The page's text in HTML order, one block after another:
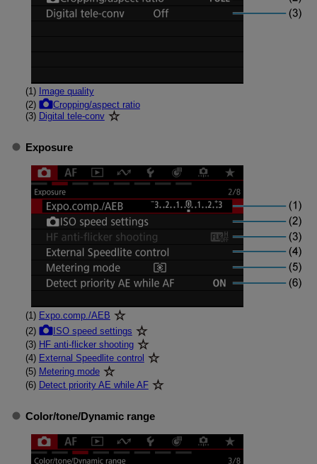
(1)
Image quality
(2)
Cropping/aspect ratio
(3) Digital tele-conv
Exposure
(1) Expo.comp./AEB
(2)
ISO speed settings
(3) HF anti-flicker shooting
(4) External Speedlite control
(5) Metering mode
(6) Detect priority AE while AF
Color/tone/Dynamic range